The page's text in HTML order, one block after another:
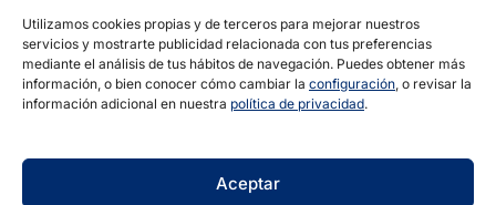
Utilizamos cookies propias y de terceros para mejorar nuestros
servicios y mostrarte publicidad relacionada con tus preferencias
mediante el análisis de tus hábitos de navegación. Puedes obtener más
información, o bien conocer cómo cambiar la configuración, o revisar la
información adicional en nuestra política de privacidad.
Aceptar
Legal
Aviso Legal
Política de Cookies